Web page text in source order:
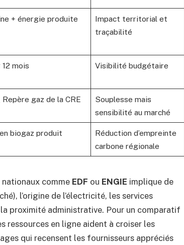
+ énergie produite
Impact territorial et
traçabilité
mois Visibilité budgétaire
gaz de la CRE
Souplesse mais
sensibilité au marché
biogaz produit
Réduction d’empreinte
carbone régionale
nationaux comme EDF ou ENGIE implique de
l’origine de l’électricité, les services
proximité administrative. Pour un comparatif
ressources en ligne aident à croiser les
qui recensent les fournisseurs appréciés